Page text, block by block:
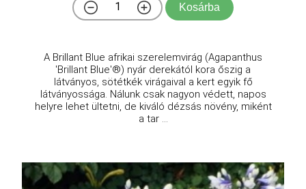
Kosárba
A Brillant Blue afrikai szerelemvirág (Agapanthus
'Brillant Blue'®) nyár derekától kora őszig a
látványos, sötétkék virágaival a kert egyik fő
látványossága. Nálunk csak nagyon védett, napos
helyre lehet ültetni, de kiváló dézsás növény, miként
a tar ...